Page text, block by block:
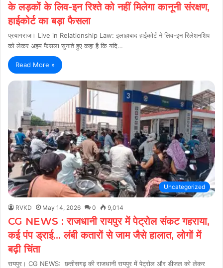
के लड़कों के लिव-इन रिश्ते को नहीं मिलेगा कानूनी संरक्षण,
हाईकोर्ट का बड़ा फैसला
प्रयागराज। Live in Relationship Law: इलाहाबाद हाईकोर्ट ने लिव-इन रिलेशनशिप
को लेकर अहम फैसला सुनाते हुए कहा है कि यदि…
Read More »
Uncategorized
RVKD May 14, 2026 0 9,014
CG NEWS : राजधानी रायपुर में पेट्रोल संकट गहराया,
कई पंप ड्राई… लंबी कतारों से जाम जैसे हालात, लोगों में
बढ़ी चिंता
रायपुर। CG NEWS: छत्तीसगढ़ की राजधानी रायपुर में पेट्रोल और डीजल को लेकर